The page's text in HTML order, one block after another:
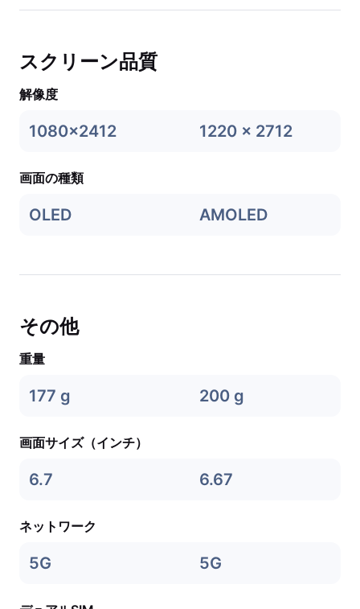
スクリーン品質
解像度
1080x2412 1220 x 2712
画面の種類
OLED AMOLED
その他
重量
177 g 200 g
画面サイズ（インチ）
6.7 6.67
ネットワーク
5G 5G